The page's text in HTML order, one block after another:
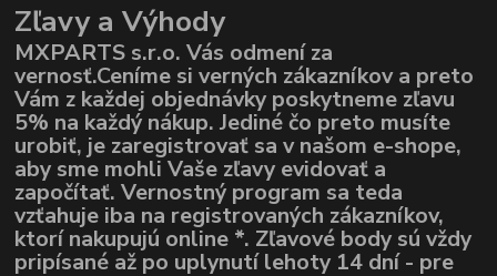
Zľavy a Výhody
MXPARTS s.r.o. Vás odmení za
vernosť.Ceníme si verných zákazníkov a preto
Vám z každej objednávky poskytneme zľavu
5% na každý nákup. Jediné čo preto musíte
urobiť, je zaregistrovať sa v našom e-shope,
aby sme mohli Vaše zľavy evidovať a
započítať. Vernostný program sa teda
vzťahuje iba na registrovaných zákazníkov,
ktorí nakupujú online *. Zľavové body sú vždy
pripísané až po uplynutí lehoty 14 dní - pre